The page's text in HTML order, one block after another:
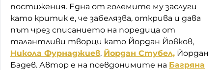
постижения. Една от големите му заслуги
като критик е, че забелязва, открива и дава
път чрез списанието на поредица от
талантливи творци като Йордан Йовков,
Никола Фурнаджиев, Йордан Стубел, Йордан
Бадев. Автор е на псевдонимите на Багряна